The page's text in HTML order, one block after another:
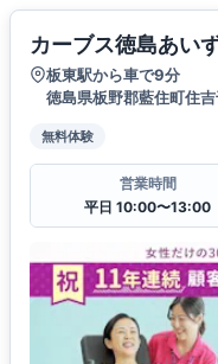
カーブス徳島あい
板東駅から車で9分
徳島県板野郡藍住町住
無料体験
営業時間
平日 10:00〜13:00